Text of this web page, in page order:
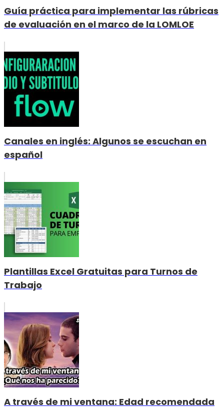
Guía práctica para implementar las rúbricas
de evaluación en el marco de la LOMLOE
Canales en inglés: Algunos se escuchan en
español
Plantillas Excel Gratuitas para Turnos de
Trabajo
A través de mi ventana: Edad recomendada